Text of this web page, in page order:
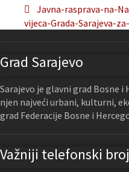
Javna-rasprava-na-
vijeca-Grada-Sarajeva-
Grad Sarajevo
Sarajevo je glavni grad Bosne
njen najveći urbani, kulturni,
grad Federacije Bosne i
Važniji telefonski